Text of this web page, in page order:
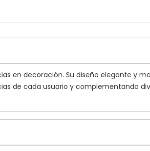
en decoración. Su diseño elegante y
de cada usuario y complementando